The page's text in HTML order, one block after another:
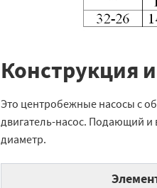
Конструкция
Это центробежные насосы с
двигатель-насос. Подающий
диаметр.